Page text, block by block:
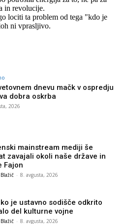
dnevu mačk v ospredju
dobra oskrba
2026
mainstream mediji še
zavajali okoli naše države in
Fajon
- 8. avgusta, 2026
ko je ustavno sodišče odkrito
del kulturne vojne
- 8. avgusta, 2026